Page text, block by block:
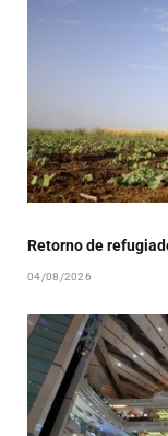
Retorno de
04/08/2026